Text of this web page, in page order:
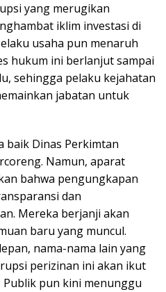
yang merugikan
iklim investasi di
usaha pun menaruh
hukum ini berlanjut sampai
sehingga pelaku kejahatan
jabatan untuk
baik Dinas Perkimtan
Namun, aparat
bahwa pengungkapan
dan
Mereka berjanji akan
baru yang muncul.
nama-nama lain yang
perizinan ini akan ikut
pun kini menunggu